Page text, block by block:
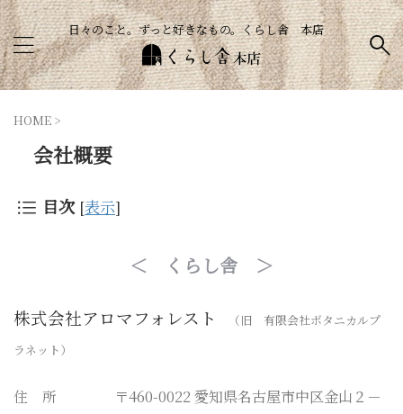
日々のこと。ずっと好きなもの。くらし舎 本店
HOME >
会社概要
目次 [表示]
＜ くらし舎 ＞
株式会社アロマフォレスト
（旧 有限会社ボタニカルプ
ラネット）
住 所 〒460-0022 愛知県名古屋市中区金山２－